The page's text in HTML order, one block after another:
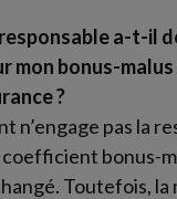
a-t-il
mon bonus-malus
?
n’engage pas la
bonus-
Toutefois, la